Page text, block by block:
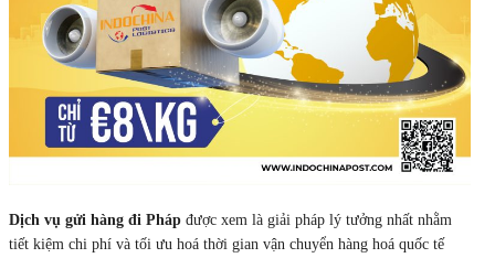
Dịch vụ gửi hàng đi Pháp được xem là giải pháp lý tưởng nhất nhằm
tiết kiệm chi phí và tối ưu hoá thời gian vận chuyển hàng hoá quốc tế